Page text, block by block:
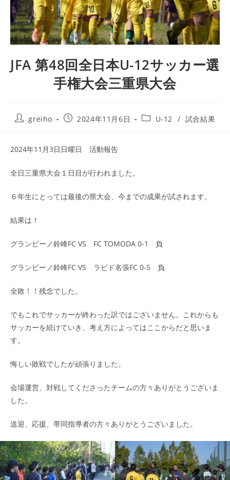
JFA 第48回全日本U-12サッカー選
手権大会三重県大会
greiho 2024年11月6日 U-12 / 試合結果
2024年11月3日日曜日 活動報告
全日三重県大会１日目が行われました。
６年生にとっては最後の県大会、今までの成果が試されます。
結果は！
グランビーノ鈴峰FC VS FC TOMODA 0-1 負
グランビーノ鈴峰FC VS ラピド名張FC 0-5 負
全敗！！残念でした。
でもこれでサッカーが終わった訳ではございません。これからも
サッカーを続けていき、考え方によってはここからだと思いま
す。
悔しい敗戦でしたが頑張りました。
会場運営、対戦してくださったチームの方々ありがとうございま
した。
送迎、応援、帯同指導者の方々ありがとうございました。